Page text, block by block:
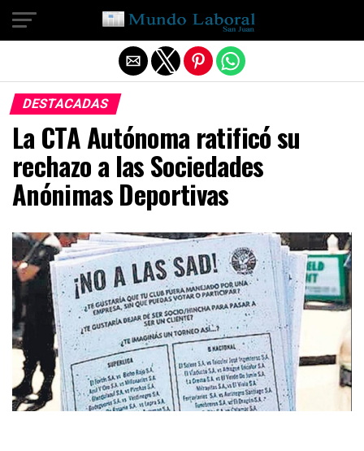
DESTACADAS
La CTA Autónoma ratificó su
rechazo a las Sociedades
Anónimas Deportivas
Salir de la versión móvil